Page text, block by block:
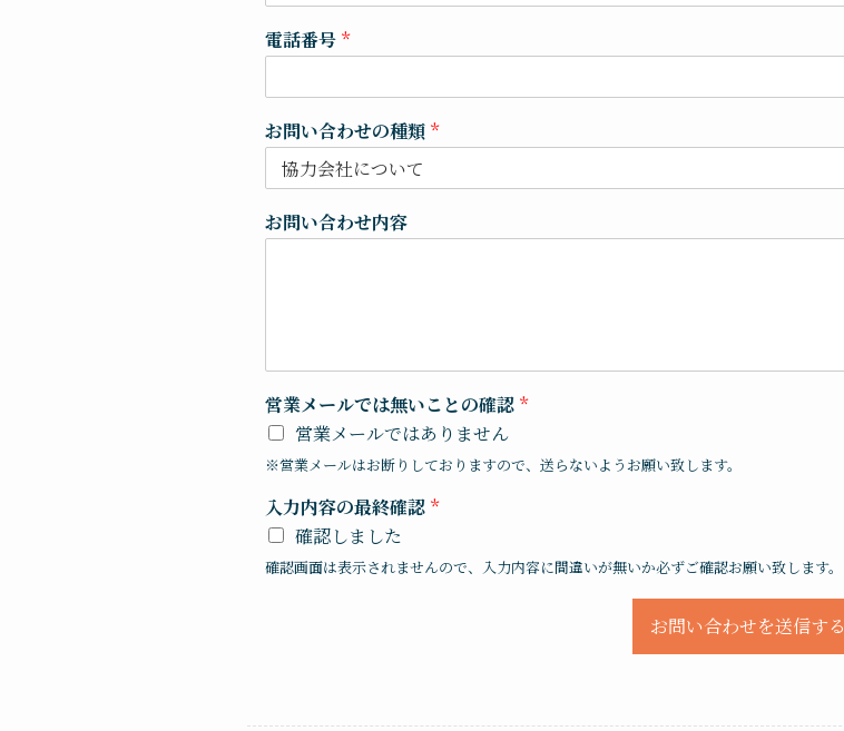
電話番号 *
お問い合わせの種類 *
お問い合わせ内容
営業メールでは無いことの確認 *
営業メールではありません
※営業メールはお断りしておりますので、送らないようお願い致します。
入力内容の最終確認 *
確認しました
確認画面は表示されませんので、入力内容に間違いが無いか必ずご確認お願い致します。
お問い合わせを送信する